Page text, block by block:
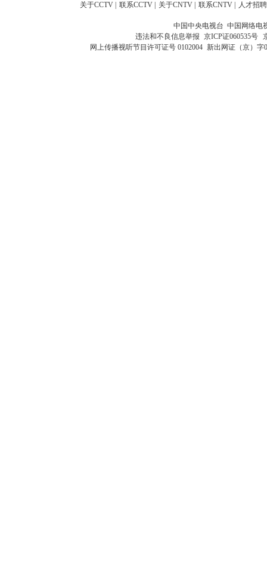
关于CCTV 联系CCTV 关于CNTV 联系CNTV 人才招聘
中国中央电视台 中国网络电
违法和不良信息举报 京ICP证060535号
网上传播视听节目许可证号 0102004 新出网证（京）